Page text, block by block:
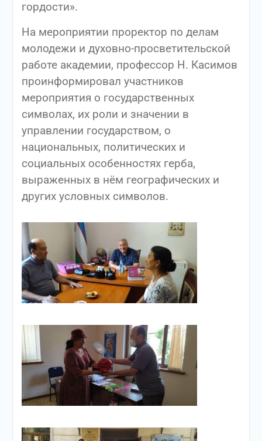
гордости».
На мероприятии проректор по делам
молодежи и духовно-просветительской
работе академии, профессор Н. Касимов
проинформировал участников
мероприятия о государственных
символах, их роли и значении в
управлении государством, о
национальных, политических и
социальных особенностях герба,
выраженных в нём географических и
других условных символов.